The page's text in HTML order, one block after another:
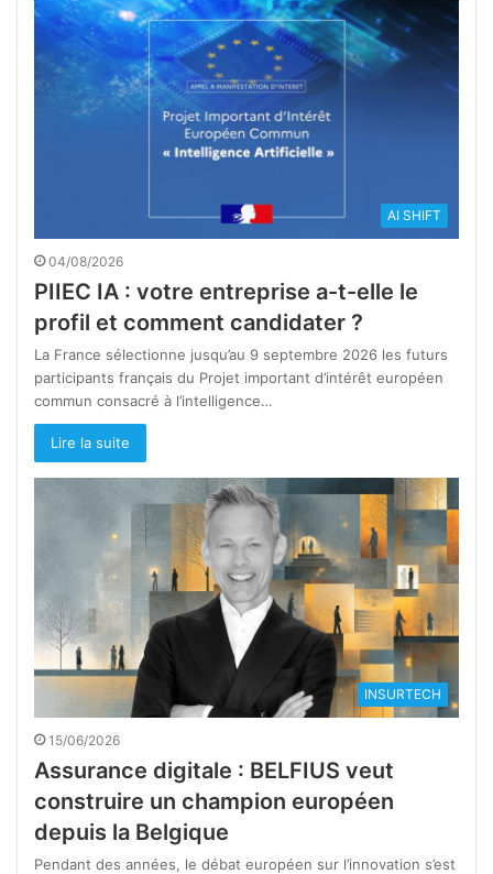
AI SHIFT
04/08/2026
PIIEC IA : votre entreprise a-t-elle le
profil et comment candidater ?
La France sélectionne jusqu’au 9 septembre 2026 les futurs
participants français du Projet important d’intérêt européen
commun consacré à l’intelligence…
Lire la suite
INSURTECH
15/06/2026
Assurance digitale : BELFIUS veut
construire un champion européen
depuis la Belgique
Pendant des années, le débat européen sur l’innovation s’est